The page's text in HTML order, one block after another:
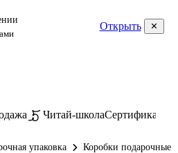
Открыть
Читай-школаСертификаты
упаковка Коробки подарочные